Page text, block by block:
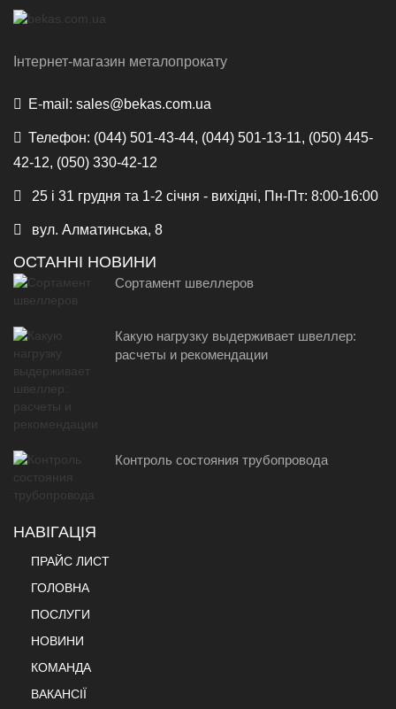
Інтернет-магазин металопрокату
E-mail: sales@bekas.com.ua
Телефон: (044) 501-43-44, (044) 501-13-11, (050) 445-
42-12, (050) 330-42-12
25 і 31 грудня та 1-2 січня - вихідні, Пн-Пт: 8:00-16:00
вул. Алматинська, 8
ОСТАННІ НОВИНИ
Сортамент швеллеров
Какую нагрузку выдерживает швеллер:
расчеты и рекомендации
Контроль состояния трубопровода
НАВІГАЦІЯ
ПРАЙС ЛИСТ
ГОЛОВНА
ПОСЛУГИ
НОВИНИ
КОМАНДА
ВАКАНСІЇ